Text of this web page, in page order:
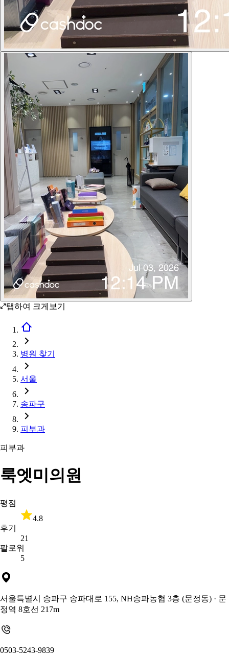
탭하여 크게보기
병원 찾기
서울
송파구
피부과
피부과
룩엣미의원
평점
4.8
후기
21
팔로워
5
서울특별시 송파구 송파대로 155, NH송파농협 3층 (문정동) · 문
정역 8호선 217m
0503-5243-9839